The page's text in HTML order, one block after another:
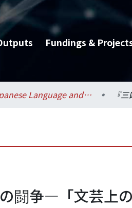
Fundings &
Japanese Language and Literature / 日本語文學系
闘争―「文芸上